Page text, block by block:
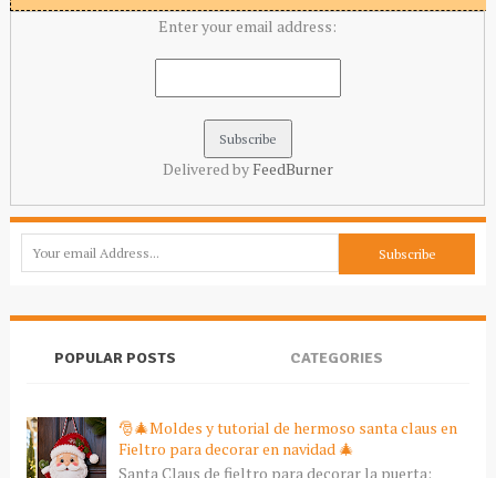
Enter your email address:
Delivered by FeedBurner
POPULAR POSTS CATEGORIES
🎅🎄Moldes y tutorial de hermoso santa claus en
Fieltro para decorar en navidad 🎄
Santa Claus de fieltro para decorar la puerta: